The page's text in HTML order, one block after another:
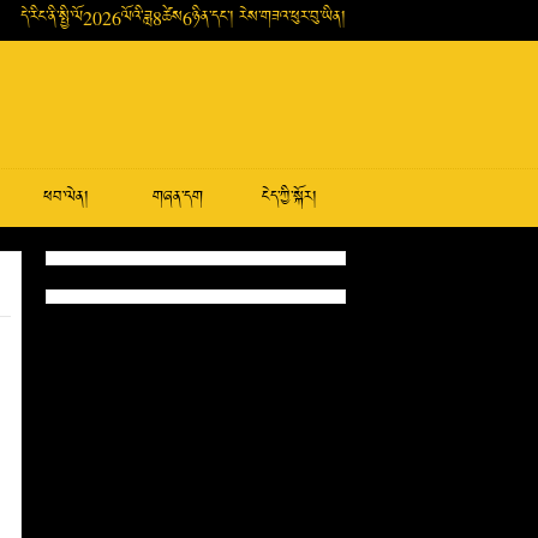
དེ་རིང་ནི་སྤྱི་ལོ2026ལོའི་ཟླ8ཚེས6ཉིན་དང་། རེས་གཟའ་ཕུར་བུ་ཡིན།
ཕབ་ལེན། གཞན་དག ངེད་ཀྱི་སྐོར།